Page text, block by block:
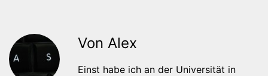
Von Alex
Einst habe ich an der Universität in